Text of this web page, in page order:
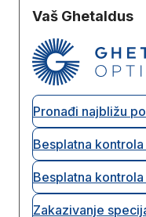
Vaš Ghetaldus
Pronađi najbližu
Besplatna
Besplatna kontrola
Zakazivanje